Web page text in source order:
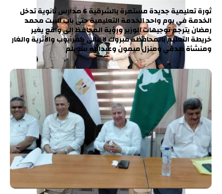
ثورة تعليمية جديدة مستمرة بالشرقية 6 مدارس ثانوية تدخل
الخدمة في يوم واحد الخدمة التعليمية حتى باب البيت محمد
رمضان يترجم توجيهات الوزير ورؤية المحافظ إلى واقع يغير
خريطة التعليم بالمحافظة مبروك لاهالى كفرأيوب والأثرية والغار
ومنشأة صدقي ومنزل ميمون وعبدالله سويلم